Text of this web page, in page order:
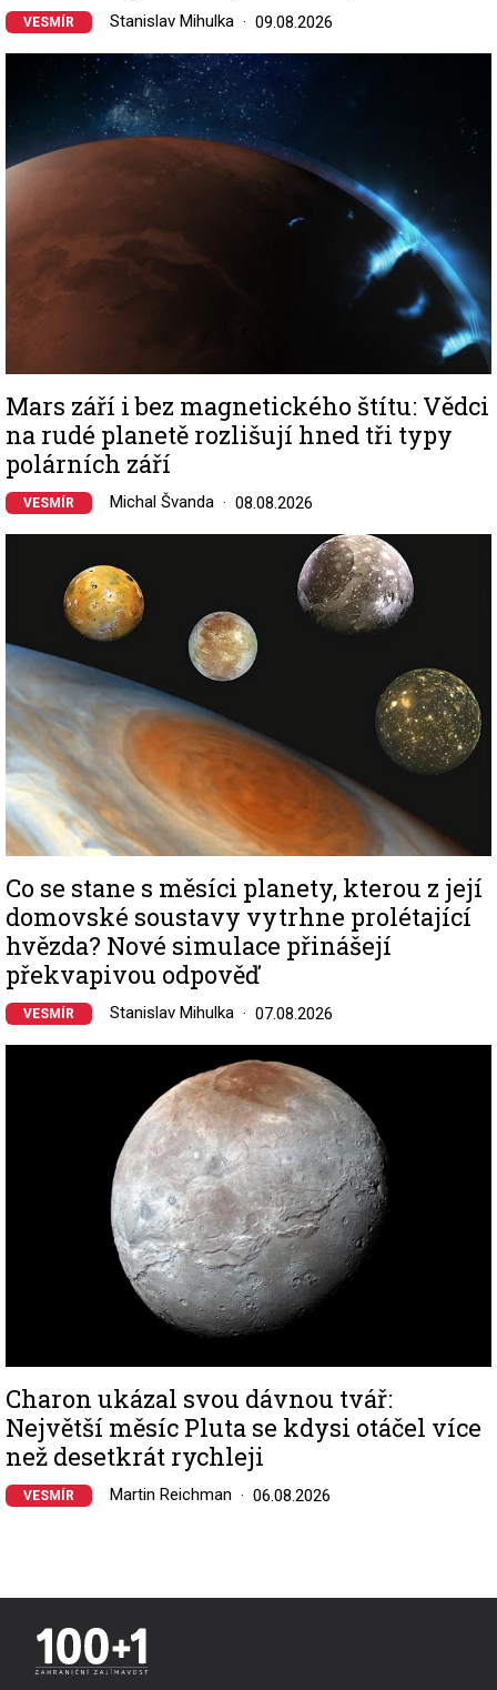
VESMÍR Stanislav Mihulka 09.08.2026
Image
Mars září i bez magnetického štítu: Vědci
na rudé planetě rozlišují hned tři typy
polárních září
VESMÍR Michal Švanda 08.08.2026
Co se stane s měsíci planety, kterou z její
domovské soustavy vytrhne prolétající
hvězda? Nové simulace přinášejí
překvapivou odpověď
VESMÍR Stanislav Mihulka 07.08.2026
Charon ukázal svou dávnou tvář:
Největší měsíc Pluta se kdysi otáčel více
než desetkrát rychleji
VESMÍR Martin Reichman 06.08.2026